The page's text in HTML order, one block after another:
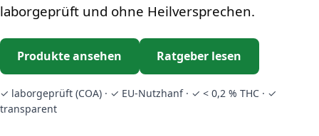
laborgeprüft und ohne Heilversprechen.
Produkte ansehen Ratgeber lesen
✓ laborgeprüft (COA) · ✓ EU-Nutzhanf · ✓ < 0,2 % THC · ✓
transparent